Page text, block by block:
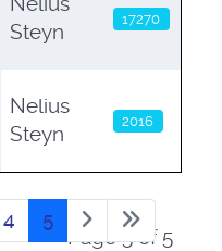
Steyn
17270
Nelius
Steyn
2016
Page 5 of 5
4 5